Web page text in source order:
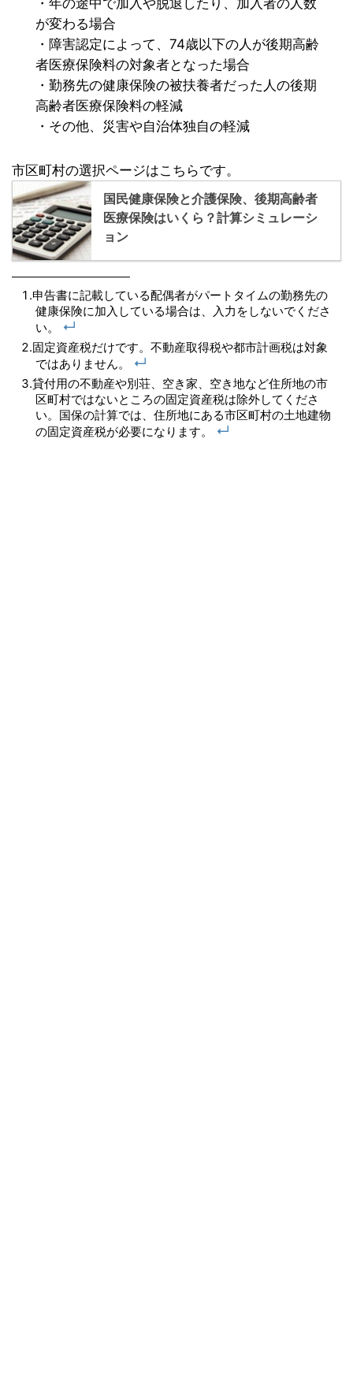
・年の途中で加入や脱退したり、加入者の人数
が変わる場合
・障害認定によって、74歳以下の人が後期高齢
者医療保険料の対象者となった場合
・勤務先の健康保険の被扶養者だった人の後期
高齢者医療保険料の軽減
・その他、災害や自治体独自の軽減
市区町村の選択ページはこちらです。
国民健康保険と介護保険、後期高齢者
医療保険はいくら？計算シミュレーシ
ョン
申告書に記載している配偶者がパートタイムの勤務先の
健康保険に加入している場合は、入力をしないでくださ
い。
↵
固定資産税だけです。不動産取得税や都市計画税は対象
ではありません。
↵
貸付用の不動産や別荘、空き家、空き地など住所地の市
区町村ではないところの固定資産税は除外してくださ
い。国保の計算では、住所地にある市区町村の土地建物
の固定資産税が必要になります。
↵